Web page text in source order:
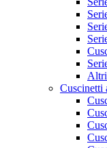
Altri
Cuscinetti